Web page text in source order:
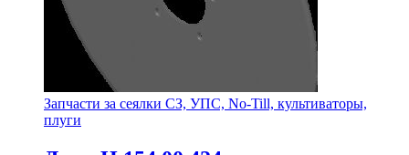
Запчасти за сеялки СЗ, УПС, No-Till, культиваторы,
плуги